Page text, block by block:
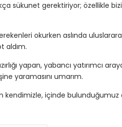
sükunet gerektiriyor; özellikle
okurken aslında
aldım.
yapan, yabancı yatırımcı
yaramasını umarım.
kendimizle, içinde bulunduğumuz